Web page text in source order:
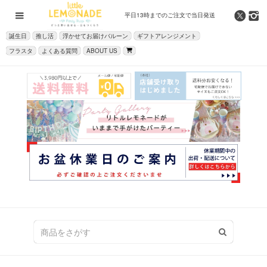
平日13時までのご注文で当日発送
誕生日 推し活 浮かせてお届けバルーン
ギフトアレンジメント
フラスタ
よくある質問 ABOUT US